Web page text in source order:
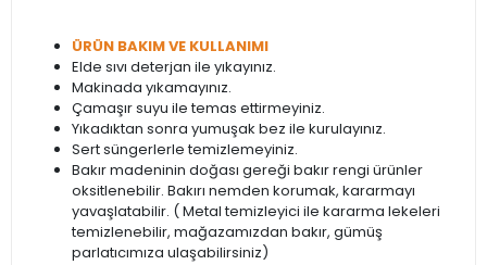
ÜRÜN BAKIM VE KULLANIMI
Elde sıvı deterjan ile yıkayınız.
Makinada yıkamayınız.
Çamaşır suyu ile temas ettirmeyiniz.
Yıkadıktan sonra yumuşak bez ile kurulayınız.
Sert süngerlerle temizlemeyiniz.
Bakır madeninin doğası gereği bakır rengi ürünler
oksitlenebilir. Bakırı nemden korumak, kararmayı
yavaşlatabilir. ( Metal temizleyici ile kararma lekeleri
temizlenebilir, mağazamızdan bakır, gümüş
parlatıcımıza ulaşabilirsiniz)